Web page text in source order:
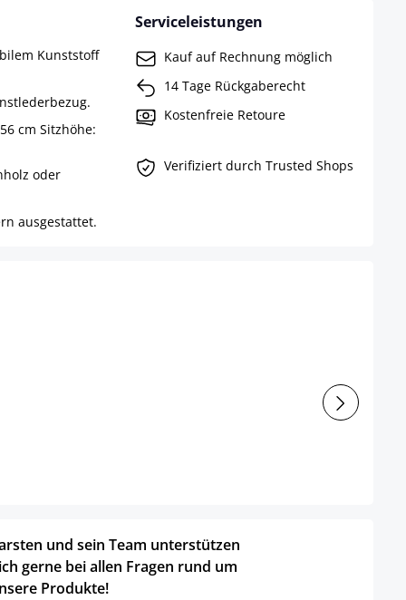
Kunststoff
cm Sitzhöhe:
oder
ausgestattet.
Serviceleistungen
Kauf auf Rechnung möglich
14 Tage Rückgaberecht
Kostenfreie Retoure
Verifiziert durch Trusted Shops
und sein Team unterstützen
gerne bei allen Fragen rund um
Produkte!